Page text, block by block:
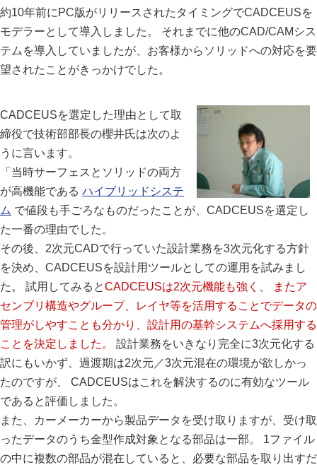
約10年前にPC版がリリースされたタイミングでCADCEUSを
モデラーとして導入しました。 それまでに他のCAD/CAMシス
テムを導入していましたが、お客様からソリッドへの対応を要
望されたことがきっかけでした。
CADCEUSを選定した理由として取
締役で技術部部長の櫻井氏は次のよ
うに言います。
「当時サーフェスとソリッドの両方
が高機能である ハイブリッドシステ
ム で値段も手ごろなものだったことが、CADCEUSを選定し
た一番の理由でした。
その後、2次元CADで行っていた設計業務を3次元化する方針
を決め、CADCEUSを設計用ツールとしての運用を試みまし
た。 試用してみるとCADCEUSは2次元機能も強く、 またア
センブリ構造やグループ、レイヤ等を活用することでデータの
管理がしやすことも分かり、設計用の基幹システムへ採用する
ことを決定しました。
設計業務をいきなり完全に3次元化する
訳にもいかず、過渡期は2次元／3次元混在の環境が欲しかっ
たのですが、 CADCEUSはこれを解決するのに有効なツール
であると評価しました。
また、カーメーカーから製品データを受け取りますが、受け取
ったデータのうち金型作成対象となる部品は一部。 1ファイル
の中に複数の部品が混在していると、必要な部品を取り出すだ